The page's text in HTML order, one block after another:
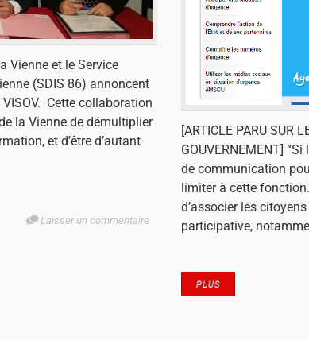
Vienne et le Service
(SDIS 86) annoncent
Cette collaboration
la Vienne de démultiplier
et d’être d’autant
Laisser un commentaire
[ARTICLE PARU SUR
GOUVERNEMENT]
de communication
limiter à cette
d’associer les
participative,
PLUS